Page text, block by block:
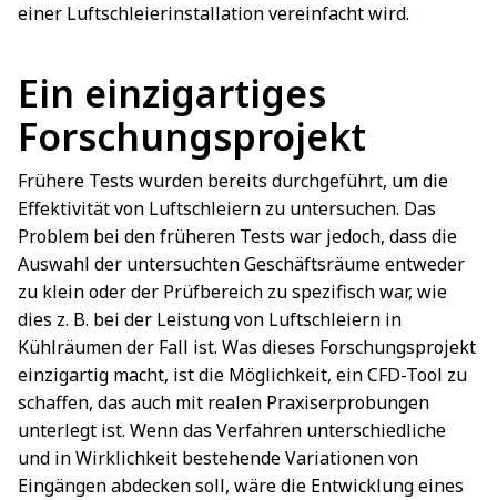
einer Luftschleierinstallation vereinfacht wird.
Ein einzigartiges
Forschungsprojekt
Frühere Tests wurden bereits durchgeführt, um die
Effektivität von Luftschleiern zu untersuchen. Das
Problem bei den früheren Tests war jedoch, dass die
Auswahl der untersuchten Geschäftsräume entweder
zu klein oder der Prüfbereich zu spezifisch war, wie
dies z. B. bei der Leistung von Luftschleiern in
Kühlräumen der Fall ist. Was dieses Forschungsprojekt
einzigartig macht, ist die Möglichkeit, ein CFD-Tool zu
schaffen, das auch mit realen Praxiserprobungen
unterlegt ist. Wenn das Verfahren unterschiedliche
und in Wirklichkeit bestehende Variationen von
Eingängen abdecken soll, wäre die Entwicklung eines